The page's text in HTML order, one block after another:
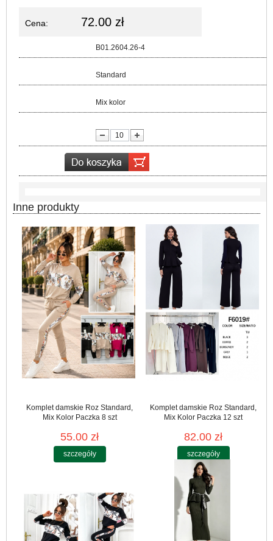
Cena: 72.00 zł
B01.2604.26-4
Standard
Mix kolor
Inne produkty
Komplet damskie Roz Standard,
Mix Kolor Paczka 8 szt
55.00 zł
szczegóły
Komplet damskie Roz Standard,
Mix Kolor Paczka 12 szt
82.00 zł
szczegóły